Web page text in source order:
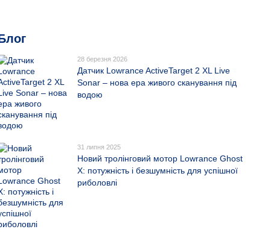
28 березня 2026
Датчик Lowrance ActiveTarget 2 XL Live
Sonar – нова ера живого сканування під
водою
31 липня 2025
Новий тролінговий мотор Lowrance Ghost
X: потужність і безшумність для успішної
риболовлі